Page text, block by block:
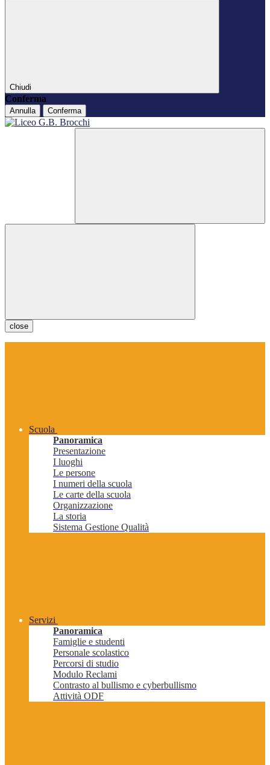
Chiudi
Conferma
Annulla Conferma
close
Scuola
Panoramica
Presentazione
I luoghi
Le persone
I numeri della scuola
Le carte della scuola
Organizzazione
La storia
Sistema Gestione Qualità
Servizi
Panoramica
Famiglie e studenti
Personale scolastico
Percorsi di studio
Modulo Reclami
Contrasto al bullismo e cyberbullismo
Attività ODF